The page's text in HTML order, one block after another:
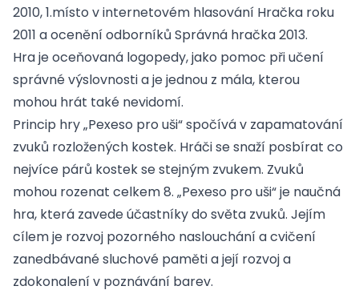
2010, 1.místo v internetovém hlasování Hračka roku
2011 a ocenění odborníků Správná hračka 2013.
Hra je oceňovaná logopedy, jako pomoc při učení
správné výslovnosti a je jednou z mála, kterou
mohou hrát také nevidomí.
Princip hry „Pexeso pro uši“ spočívá v zapamatování
zvuků rozložených kostek. Hráči se snaží posbírat co
nejvíce párů kostek se stejným zvukem. Zvuků
mohou rozenat celkem 8. „Pexeso pro uši“ je naučná
hra, která zavede účastníky do světa zvuků. Jejím
cílem je rozvoj pozorného naslouchání a cvičení
zanedbávané sluchové paměti a její rozvoj a
zdokonalení v poznávání barev.